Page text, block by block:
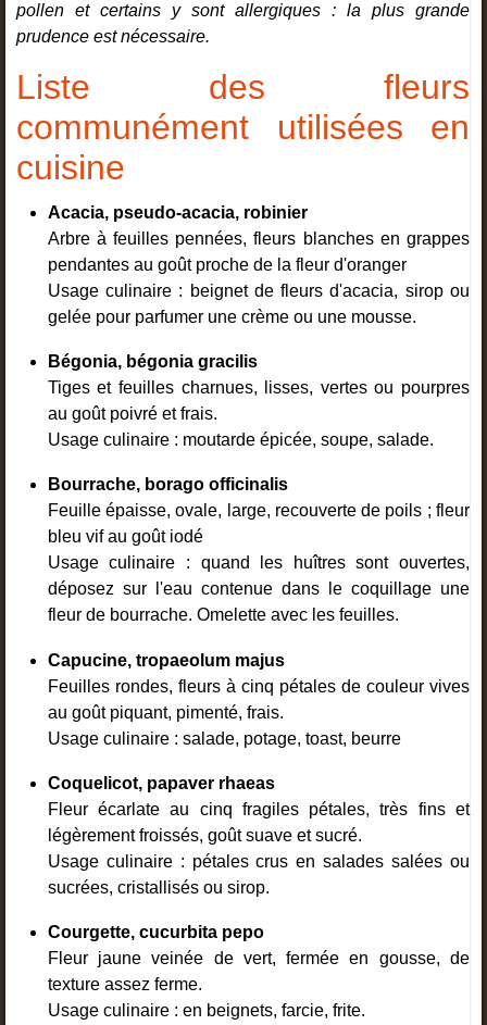
pollen et certains y sont allergiques : la plus grande
prudence est nécessaire.
Liste des fleurs
communément utilisées en
cuisine
Acacia, pseudo-acacia, robinier
Arbre à feuilles pennées, fleurs blanches en grappes
pendantes au goût proche de la fleur d'oranger
Usage culinaire : beignet de fleurs d'acacia, sirop ou
gelée pour parfumer une crème ou une mousse.
Bégonia, bégonia gracilis
Tiges et feuilles charnues, lisses, vertes ou pourpres
au goût poivré et frais.
Usage culinaire : moutarde épicée, soupe, salade.
Bourrache, borago officinalis
Feuille épaisse, ovale, large, recouverte de poils ; fleur
bleu vif au goût iodé
Usage culinaire : quand les huîtres sont ouvertes,
déposez sur l'eau contenue dans le coquillage une
fleur de bourrache. Omelette avec les feuilles.
Capucine, tropaeolum majus
Feuilles rondes, fleurs à cinq pétales de couleur vives
au goût piquant, pimenté, frais.
Usage culinaire : salade, potage, toast, beurre
Coquelicot, papaver rhaeas
Fleur écarlate au cinq fragiles pétales, très fins et
légèrement froissés, goût suave et sucré.
Usage culinaire : pétales crus en salades salées ou
sucrées, cristallisés ou sirop.
Courgette, cucurbita pepo
Fleur jaune veinée de vert, fermée en gousse, de
texture assez ferme.
Usage culinaire : en beignets, farcie, frite.